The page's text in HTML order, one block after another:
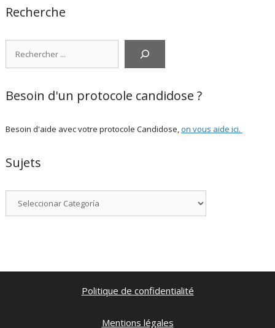
Recherche
Besoin d'un protocole candidose ?
Besoin d'aide avec votre protocole Candidose,on vous aide ici.
Sujets
Politique de confidentialité
Mentions légales